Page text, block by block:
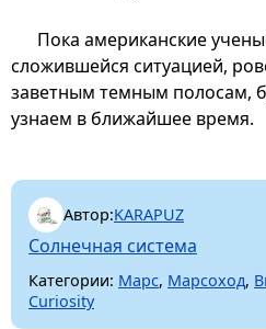
Пока американские
сложившейся ситуацией,
заветным темным полосам,
узнаем в ближайшее время.
Автор:KARAPUZ
Солнечная система
Категории: Марс, Марсоход,
Curiosity